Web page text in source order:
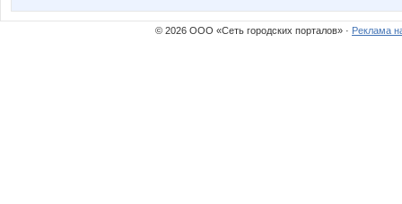
© 2026 ООО «Сеть городских порталов» · Реклама